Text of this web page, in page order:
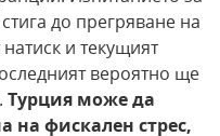
до прегряване на
и текущият
вероятно ще
Турция може да
на фискален стрес,